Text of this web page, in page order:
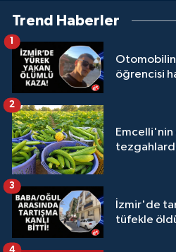
Trend Haberler
Otomobilin
öğrencisi
1
2
İzmir'de
tüfekle
3
4